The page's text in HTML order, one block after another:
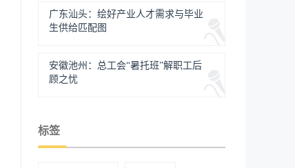
广东汕头：绘好产业人才需求与毕业
生供给匹配图
安徽池州：总工会“暑托班”解职工后
顾之忧
标签